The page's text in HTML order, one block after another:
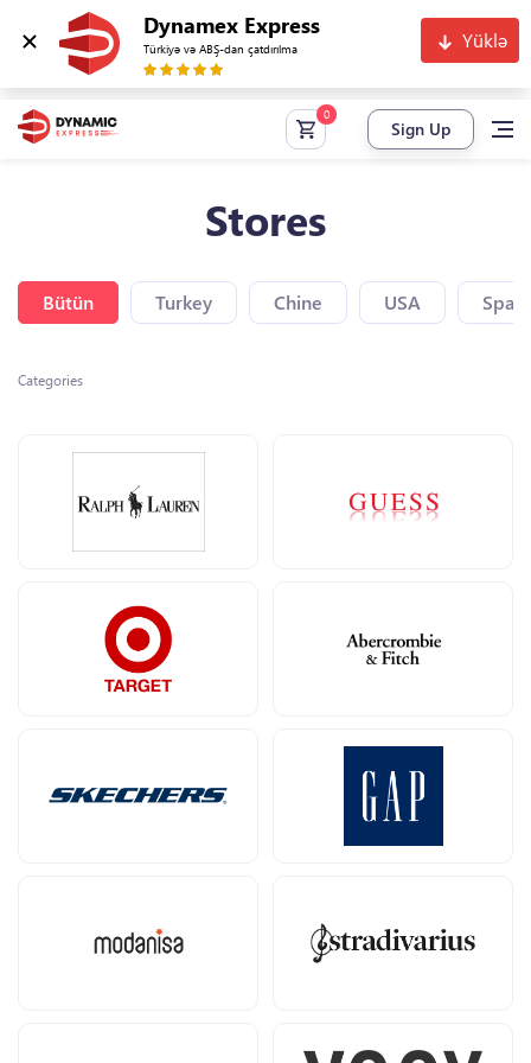
Dynamex Express
Türkiyə və ABŞ-dan çatdırılma Yüklə
Sign Up
Stores
Bütün Turkey Chine USA Spain
Categories